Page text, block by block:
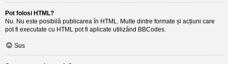
Pot folosi HTML?
Nu. Nu este posibilă publicarea în HTML. Multe dintre formate și acțiuni care
pot fi executate cu HTML pot fi aplicate utilizând BBCodes.
Sus